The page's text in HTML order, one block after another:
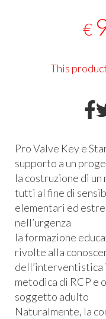
€
This
Pro Valve Key e
supporto a un
la costruzione di
tutti al fine di
elementari ed
nell’urgenza
la formazione
rivolte alla
dell’interventistica
metodica di RCP e
soggetto adulto
Naturalmente, la